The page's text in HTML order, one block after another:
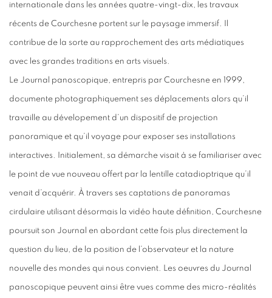
internationale dans les années quatre-vingt-dix, les travaux
récents de Courchesne portent sur le paysage immersif. Il
contribue de la sorte au rapprochement des arts médiatiques
avec les grandes traditions en arts visuels.
Le Journal panoscopique, entrepris par Courchesne en 1999,
documente photographiquement ses déplacements alors qu’il
travaille au dévelopement d’un dispositif de projection
panoramique et qu’il voyage pour exposer ses installations
interactives. Initialement, sa démarche visait à se familiariser avec
le point de vue nouveau offert par la lentille catadioptrique qu’il
venait d’acquérir. À travers ses captations de panoramas
cirdulaire utilisant désormais la vidéo haute définition, Courchesne
poursuit son Journal en abordant cette fois plus directement la
question du lieu, de la position de l’observateur et la nature
nouvelle des mondes qui nous convient. Les oeuvres du Journal
panoscopique peuvent ainsi être vues comme des micro-réalités